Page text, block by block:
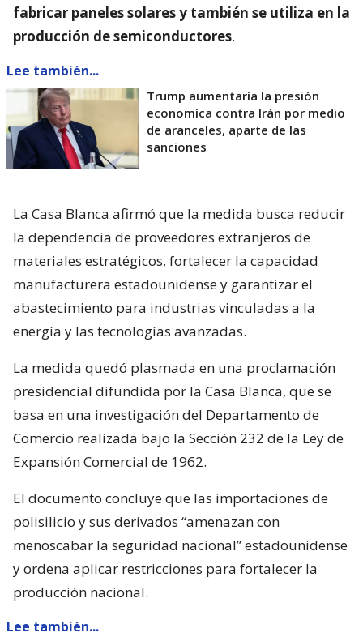
fabricar paneles solares y también se utiliza en la
producción de semiconductores.
Lee también...
Trump aumentaría la presión
economíca contra Irán por medio
de aranceles, aparte de las
sanciones
La Casa Blanca afirmó que la medida busca reducir
la dependencia de proveedores extranjeros de
materiales estratégicos, fortalecer la capacidad
manufacturera estadounidense y garantizar el
abastecimiento para industrias vinculadas a la
energía y las tecnologías avanzadas.
La medida quedó plasmada en una proclamación
presidencial difundida por la Casa Blanca, que se
basa en una investigación del Departamento de
Comercio realizada bajo la Sección 232 de la Ley de
Expansión Comercial de 1962.
El documento concluye que las importaciones de
polisilicio y sus derivados “amenazan con
menoscabar la seguridad nacional” estadounidense
y ordena aplicar restricciones para fortalecer la
producción nacional.
Lee también...